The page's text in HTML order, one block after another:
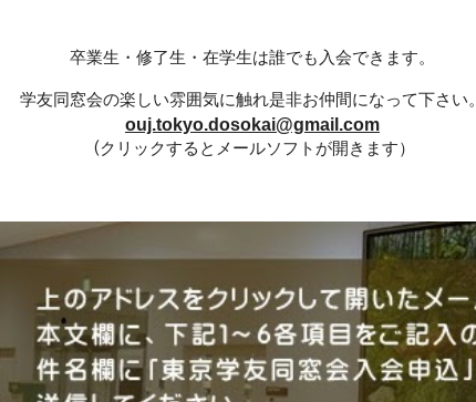
卒業生・修了生・在学生は誰でも入会できます。
学友同窓会の楽しい雰囲気に触れ是非お仲間になって下さい。
ouj.tokyo.dosokai@gmail.com
(クリックするとメールソフトが開きます）